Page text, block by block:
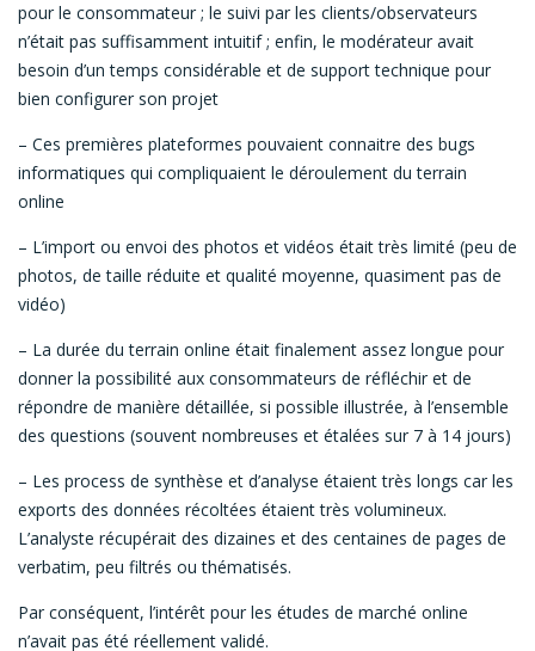
pour le consommateur ; le suivi par les clients/observateurs
n’était pas suffisamment intuitif ; enfin, le modérateur avait
besoin d’un temps considérable et de support technique pour
bien configurer son projet
– Ces premières plateformes pouvaient connaitre des bugs
informatiques qui compliquaient le déroulement du terrain
online
– L’import ou envoi des photos et vidéos était très limité (peu de
photos, de taille réduite et qualité moyenne, quasiment pas de
vidéo)
– La durée du terrain online était finalement assez longue pour
donner la possibilité aux consommateurs de réfléchir et de
répondre de manière détaillée, si possible illustrée, à l’ensemble
des questions (souvent nombreuses et étalées sur 7 à 14 jours)
– Les process de synthèse et d’analyse étaient très longs car les
exports des données récoltées étaient très volumineux.
L’analyste récupérait des dizaines et des centaines de pages de
verbatim, peu filtrés ou thématisés.
Par conséquent, l’intérêt pour les études de marché online
n’avait pas été réellement validé.